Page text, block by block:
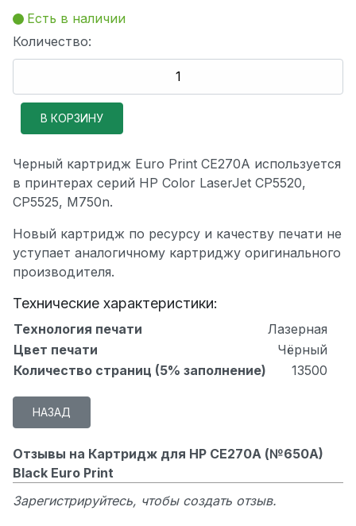
Есть в наличии
Количество:
Черный картридж Euro Print CE270A используется
в принтерах серий HP Color LaserJet CP5520,
CP5525, M750n.
Новый картридж по ресурсу и качеству печати не
уступает аналогичному картриджу оригинального
производителя.
Технические характеристики:
Технология печати
Лазерная
Цвет печати
Чёрный
Количество страниц (5% заполнение)
13500
Отзывы на Картридж для HP CE270A (№650A)
Black Euro Print
Зарегистрируйтесь, чтобы создать отзыв.